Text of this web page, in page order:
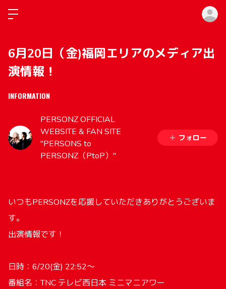
6月20日（金)福岡エリアのメディア出
演情報！
INFORMATION
PERSONZ OFFICIAL
WEBSITE & FAN SITE
"PERSONS to
PERSONZ（PtoP）"
フォロー
いつもPERSONZを応援していただきありがとうございま
す。
出演情報です！
日時：6/20(金) 22:52～
番組名：TNC テレビ西日本 ミニマニアワー